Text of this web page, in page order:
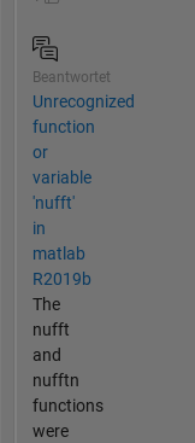
Beantwortet
Unrecognized
function
or
variable
'nufft'
in
matlab
R2019b
The
nufft
and
nufftn
functions
were